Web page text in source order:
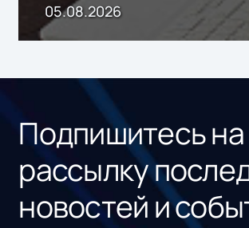
05.08.2026
Подпишитесь
рассылку
новостей и